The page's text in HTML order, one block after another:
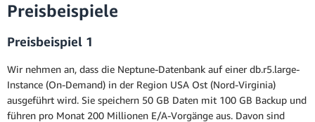
Preisbeispiele
Preisbeispiel 1
Wir nehmen an, dass die Neptune-Datenbank auf einer db.r5.large-
Instance (On-Demand) in der Region USA Ost (Nord-Virginia)
ausgeführt wird. Sie speichern 50 GB Daten mit 100 GB Backup und
führen pro Monat 200 Millionen E/A-Vorgänge aus. Davon sind